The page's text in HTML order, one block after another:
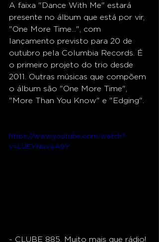
A faixa "Dance With Me" estará
presente no álbum que está por vir,
"One More Time...", com
lançamento previsto para 20 de
outubro pela Columbia Records. É
o primeiro projeto do trio desde
2011. Outras músicas que compõem
o álbum são "One More Time",
"More Than You Know" e "Edging".
https://www.youtube.com/watch?
v=LUEYNuVeA9Y
- CLUBE 885. Muito mais que rádio!